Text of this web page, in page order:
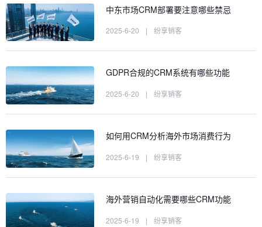
中东市场CRM部署要注意哪些禁忌
2025-6-20 | 纷享销客
GDPR合规的CRM系统有哪些功能
2025-6-20 | 纷享销客
如何用CRM分析海外市场消费行为
2025-6-19 | 纷享销客
海外营销自动化需要哪些CRM功能
2025-6-19 | 纷享销客